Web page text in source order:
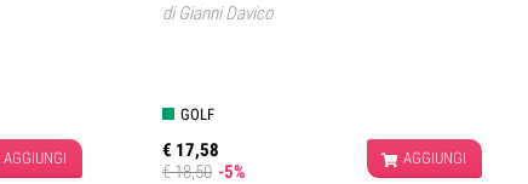
AGGIUNGI
diGianni Davico
GOLF
€ 17,58
€ 18,50 -5%
AGGIUNGI